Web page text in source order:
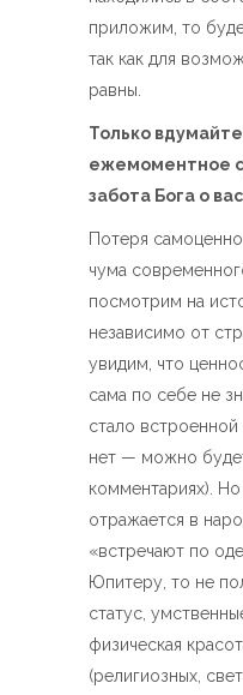
приложим, то
так как для
равны.
Только
ежемоментное
забота Бога о
Потеря
чума
посмотрим на
независимо от
увидим, что
сама по себе не
стало
нет — можно
комментариях).
отражается в
«встречают по
Юпитеру, то не
статус,
физическая
(религиозных,